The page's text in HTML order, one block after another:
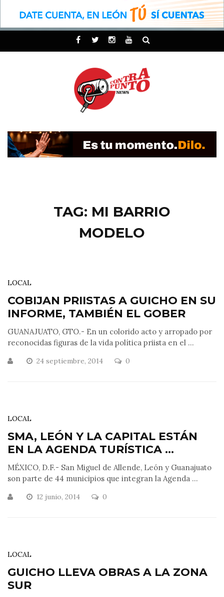
TAG: MI BARRIO
MODELO
LOCAL
COBIJAN PRIISTAS A GUICHO EN SU
INFORME, TAMBIÉN EL GOBER
GUANAJUATO, GTO.- En un colorido acto y arropado por
reconocidas figuras de la vida política priista en el ...
24 septiembre, 2014 0
LOCAL
SMA, LEÓN Y LA CAPITAL ESTÁN
EN LA AGENDA TURÍSTICA ...
MÉXICO, D.F.- San Miguel de Allende, León y Guanajuato
son parte de 44 municipios que integran la Agenda ...
12 junio, 2014 0
LOCAL
GUICHO LLEVA OBRAS A LA ZONA
SUR